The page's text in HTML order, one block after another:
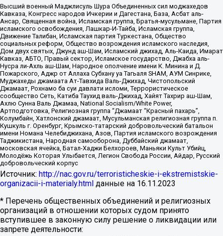
Высший военный Маджлисуль Шура Объединенных сил моджахедов
Кавказа, Конгресс народов Ичкерии и Дагестана, База, Асбат аль-
Ансар, Священная война, Исламская группа, Братья-мусульмане, Партия
исламского освобождения, Лашкар-И-Тайба, Исламская группа,
Движение Талибан, Исламская партия Туркестана, Общество
социальных реформ, Общество возрождения исламского наследия,
Дом двух святых, Джунд аш-Шам, Исламский джихад, Аль-Каида, Имарат
Кавказ, АБТО, Правый сектор, Исламское государство, Джабха аль-
Нусра ли-Ахль аш-Шам, Народное ополчение имени К. Минина и Д.
Пожарского, Аджр от Аллаха Субхану уа Тагьаля SHAM, АУМ Синрике,
Муджахеды джамаата Ат-Тавхида Валь-Джихад, Чистопольский
Джамаат, Рохнамо ба суи давлати исломи, Террористическое
сообщество Сеть, Катиба Таухид валь-Джихад, Хайят Тахрир аш-Шам,
Ахлю Сунна Валь Джамаа, National Socialism/White Power,
Артподготовка, Религиозная группа “Джамаат “Красный пахарь”,
Колумбайн, Хатлонский джамаат, Мусульманская религиозная группа п.
Кушкуль г. Оренбург, Крымско-татарский добровольческий батальон
имени Номана Челебиджихана, Азов, Партия исламского возрождения
Таджикистана, Народная самооборона, Дуббайский джамаат,
московская ячейка, Батал-Хаджи Белхороев, Маньяки Культ Убийц,
Молодёжь Которая Улыбается, Легион Свобода России, Айдар, Русский
добровольческий корпус
Источник: http://nac.gov.ru/terroristicheskie-i-ekstremistskie-
organizacii-i-materialy.html данные на 16.11.2023
* Перечень общественных объединений и религиозных
организаций в отношении которых судом принято
вступившее в законную силу решение о ликвидации или
запрете деятельности: